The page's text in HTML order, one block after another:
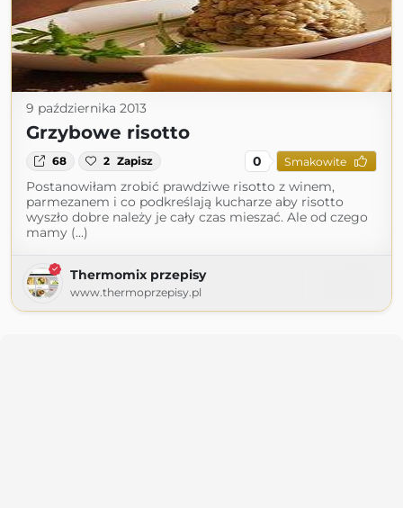
9 października 2013
Grzybowe risotto
68 2 Zapisz 0 Smakowite
Postanowiłam zrobić prawdziwe risotto z winem,
parmezanem i co podkreślają kucharze aby risotto
wyszło dobre należy je cały czas mieszać. Ale od czego
mamy (...)
Thermomix przepisy
www.thermoprzepisy.pl